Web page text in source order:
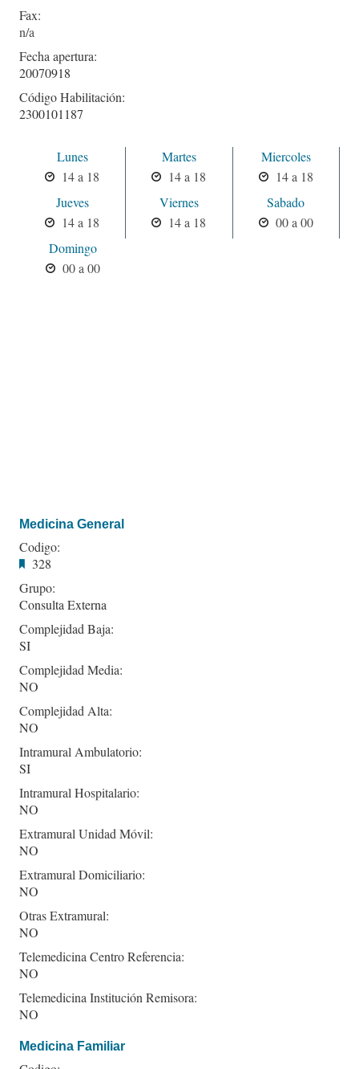
Fax:
Fecha apertura:
20070918
Código Habilitación:
2300101187
Lunes
14 a 18
Martes
14 a 18
Miercoles
14 a 18
Jueves
14 a 18
Viernes
14 a 18
Sabado
00 a 00
Domingo
00 a 00
Medicina General
Codigo:
328
Grupo:
Consulta Externa
Complejidad Baja:
SI
Complejidad Media:
NO
Complejidad Alta:
NO
Intramural Ambulatorio:
SI
Intramural Hospitalario:
NO
Extramural Unidad Móvil:
NO
Extramural Domiciliario:
NO
Otras Extramural:
NO
Telemedicina Centro Referencia:
NO
Telemedicina Institución Remisora:
NO
Medicina Familiar